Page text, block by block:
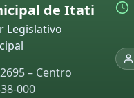
de Itati
Legislativo
– Centro
000